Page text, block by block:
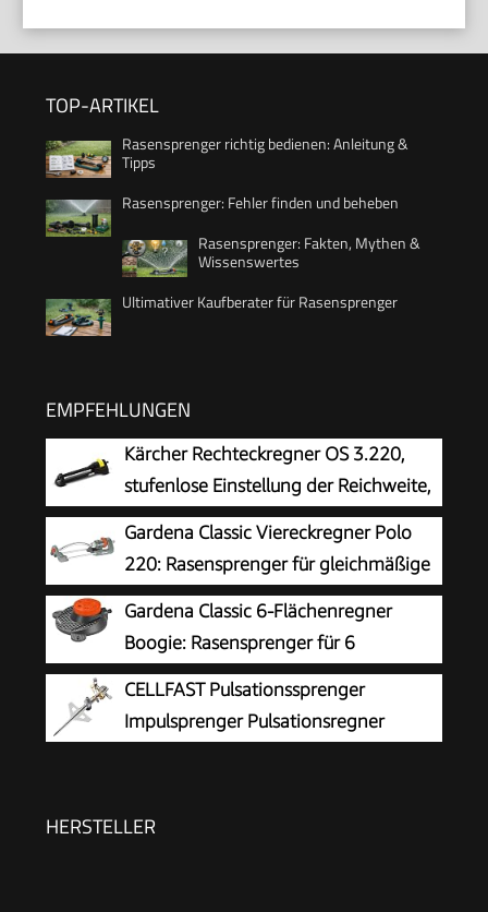
TOP-ARTIKEL
Rasensprenger richtig bedienen: Anleitung &
Tipps
Rasensprenger: Fehler finden und beheben
Rasensprenger: Fakten, Mythen &
Wissenswertes
Ultimativer Kaufberater für Rasensprenger
EMPFEHLUNGEN
Kärcher Rechteckregner OS 3.220,
stufenlose Einstellung der Reichweite,
max. Beregnungsfläche: 220 m²,
Sprengweite: 5-17 m, Sprengbreite: 9-13 m,
schwarz
Gardena Classic Viereckregner Polo
220: Rasensprenger für gleichmäßige
Flächenbewässerung von 90 -220 m²,
Reichweite 7-17 m, Sprengweite max. 13 m,
wartungsfrei dank Edelstahl-Schmutzsieb (2082-
Gardena Classic 6-Flächenregner
Boogie: Rasensprenger für 6
Verschiedene Flächenformen (Kreis, Halbkreis,
Quadrat, Rechteck, Ellipse, Punktstrahl), einfache
Bedienung, sicherer Stand (2073-20)
CELLFAST Pulsationssprenger
Impulsprenger Pulsationsregner
Pflanzen Stufenregulierung Lux Ideal
HERSTELLER